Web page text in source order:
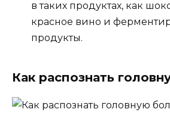
в таких продуктах, как
красное вино и
продукты.
Как распознать